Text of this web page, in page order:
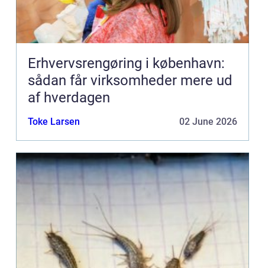
Erhvervsrengøring i københavn:
sådan får virksomheder mere ud
af hverdagen
Toke Larsen 02 June 2026